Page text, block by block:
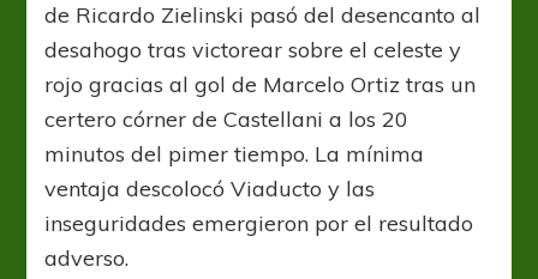
de Ricardo Zielinski pasó del desencanto al
desahogo tras victorear sobre el celeste y
rojo gracias al gol de Marcelo Ortiz tras un
certero córner de Castellani a los 20
minutos del pimer tiempo. La mínima
ventaja descolocó Viaducto y las
inseguridades emergieron por el resultado
adverso.